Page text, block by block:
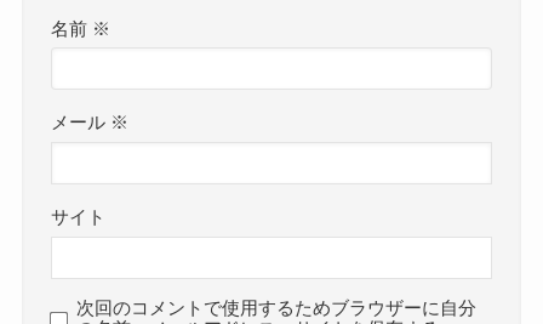
名前 ※
メール ※
サイト
次回のコメントで使用するためブラウザーに自分